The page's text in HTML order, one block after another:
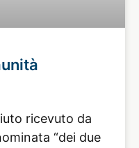
ricevuto da
“dei due